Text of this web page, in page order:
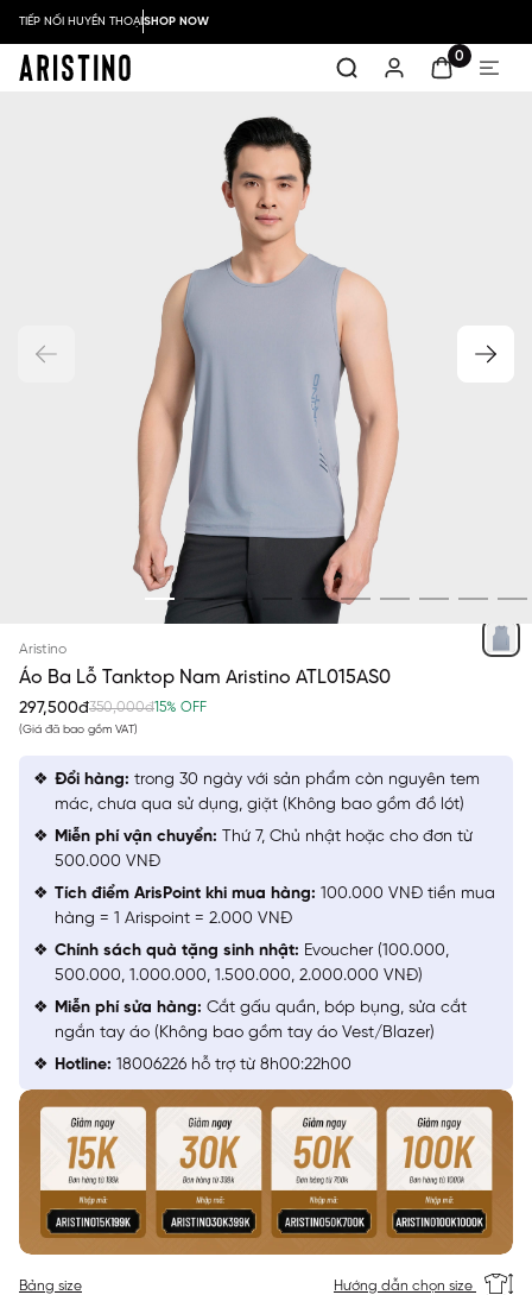
TIẾP NỐI HUYỀN THOẠISHOP NOW
0
Aristino
Áo Ba Lỗ Tanktop Nam Aristino ATL015AS0
297,500đ350,000đ15% OFF
(Giá đã bao gồm VAT)
Bảng size Hướng dẫn chọn size
Đổi hàng: trong 30 ngày với sản phẩm còn nguyên tem
mác, chưa qua sử dụng, giặt (Không bao gồm đồ lót)
Miễn phí vận chuyển: Thứ 7, Chủ nhật hoặc cho đơn từ
500.000 VNĐ
Tích điểm ArisPoint khi mua hàng: 100.000 VNĐ tiền mua
hàng = 1 Arispoint = 2.000 VNĐ
Chính sách quà tặng sinh nhật: Evoucher (100.000,
500.000, 1.000.000, 1.500.000, 2.000.000 VNĐ)
Miễn phí sửa hàng: Cắt gấu quần, bóp bụng, sửa cắt
ngắn tay áo (Không bao gồm tay áo Vest/Blazer)
Hotline: 18006226 hỗ trợ từ 8h00:22h00